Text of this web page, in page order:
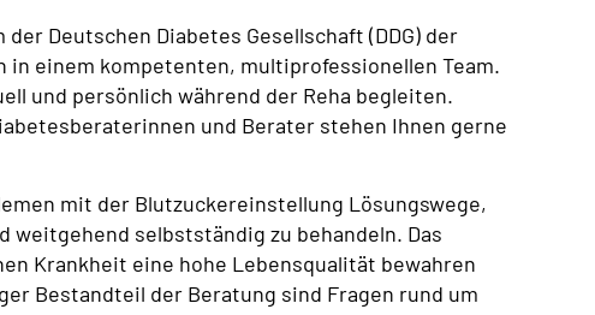
Deutschen Diabetes Gesellschaft (DDG) der
in einem kompetenten, multiprofessionellen Team.
und persönlich während der Reha begleiten.
und Berater stehen Ihnen gerne
mit der Blutzuckereinstellung Lösungswege,
selbstständig zu behandeln. Das
Krankheit eine hohe Lebensqualität bewahren
Bestandteil der Beratung sind Fragen rund um